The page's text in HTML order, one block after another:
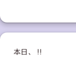
本日、‼️